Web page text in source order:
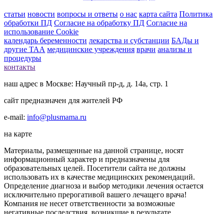
статьи новости вопросы и ответы о нас карта сайта Политика
обработки ПД Согласие на обработку ПД Согласие на
использование Cookie
календарь беременности лекарства и субстанции БАДы и
другие ТАА медицинские учреждения врачи анализы и
процедуры
контакты
наш адрес в Москве: Научный пр-д, д. 14а, стр. 1
сайт предназначен для жителей РФ
e-mail: info@plusmama.ru
на карте
Материалы, размещенные на данной странице, носят
информационный характер и предназначены для
образовательных целей. Посетители сайта не должны
использовать их в качестве медицинских рекомендаций.
Определение диагноза и выбор методики лечения остается
исключительно прерогативой вашего лечащего врача!
Компания не несет ответственности за возможные
негативные последствия, возникшие в результате